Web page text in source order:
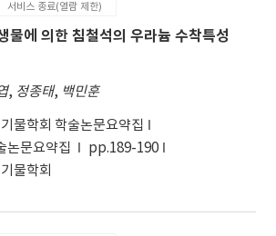
서비스 종료(열람 제한)
물에 의한 침철석의 우라늄 수착특성
, 정종태, 백민훈
물학회 학술논문요약집
논문요약집
pp.189-190
물학회